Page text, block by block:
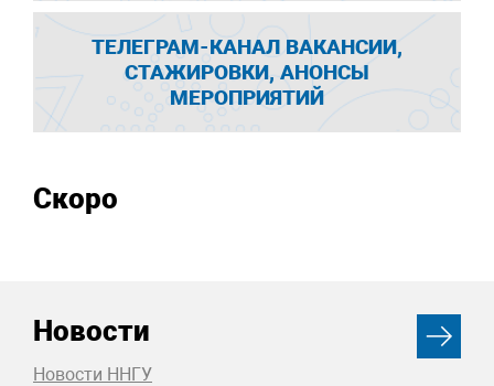
ТЕЛЕГРАМ-КАНАЛ ВАКАНСИИ,
СТАЖИРОВКИ, АНОНСЫ
МЕРОПРИЯТИЙ
Скоро
Новости
Новости ННГУ